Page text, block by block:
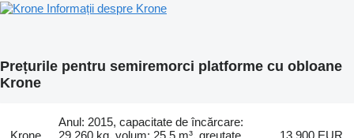
Informații despre Krone
Prețurile pentru semiremorci platforme cu obloane
Krone
Krone
Anul: 2015, capacitate de încărcare:
29.260 kg, volum: 25,5 m³, greutate
13.900 EUR